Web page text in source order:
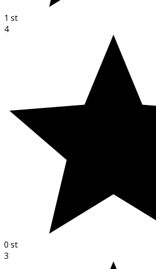
1 st
4
0 st
3